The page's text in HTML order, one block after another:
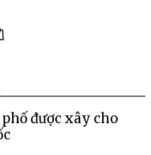
được xây cho